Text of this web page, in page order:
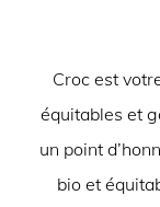
Croc est
équitables et
un point
bio et